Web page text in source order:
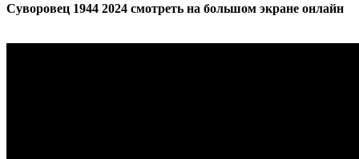
Суворовец 1944 2024 смотреть на большом экране онлайн